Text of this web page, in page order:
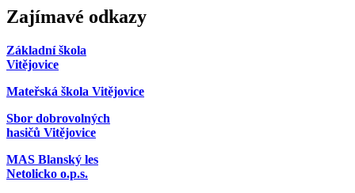
Zajímavé odkazy
Základní škola
Vitějovice
Mateřská škola Vitějovice
Sbor dobrovolných
hasičů Vitějovice
MAS Blanský les
Netolicko o.p.s.